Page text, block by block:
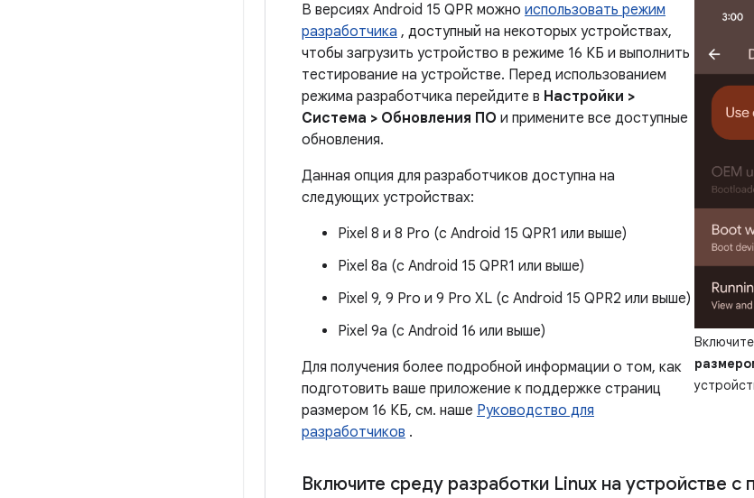
В версиях Android 15 QPR можно использовать режим
разработчика , доступный на некоторых устройствах,
чтобы загрузить устройство в режиме 16 КБ и выполнить
тестирование на устройстве. Перед использованием
режима разработчика перейдите в Настройки >
Система > Обновления ПО и примените все доступные
обновления.
Данная опция для разработчиков доступна на
следующих устройствах:
Pixel 8 и 8 Pro (с Android 15 QPR1 или выше)
Pixel 8a (с Android 15 QPR1 или выше)
Pixel 9, 9 Pro и 9 Pro XL (с Android 15 QPR2 или выше)
Pixel 9a (с Android 16 или выше)
Для получения более подробной информации о том, как
подготовить ваше приложение к поддержке страниц
размером 16 КБ, см. наше Руководство для
разработчиков .
Включите среду разработки Linux на устройстве